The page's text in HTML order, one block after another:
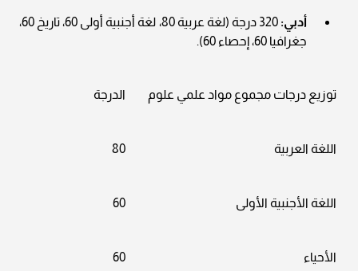
أدبي:
320 درجة (لغة عربية 80، لغة أجنبية أولى 60، تاريخ 60،
جغرافيا 60، إحصاء 60).
توزيع درجات مجموع مواد علمي علوم الدرجة
اللغة العربية 80
اللغة الأجنبية الأولى 60
الأحياء 60